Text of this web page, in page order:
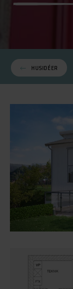
HUSIDÉER